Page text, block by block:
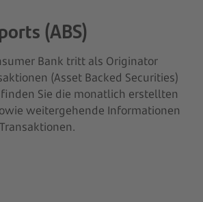
(ABS)
Bank tritt als Originator
(Asset Backed Securities)
Sie die monatlich erstellten
weitergehende Informationen